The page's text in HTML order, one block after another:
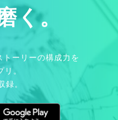
く。
ーリーの構成力を
。
録。